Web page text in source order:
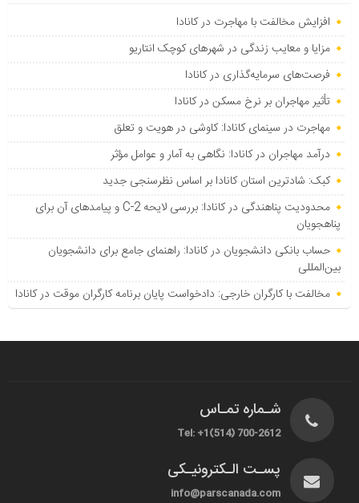
افزایش مخالفت با مهاجرت در کانادا
مزایا و معایب زندگی در شهرهای کوچک انتاریو
فرصت‌های سرمایه‌گذاری در کانادا
تأثیر مهاجران بر نرخ مسکن در کانادا
مهاجرت در سینمای کانادا: کاوشی در هویت و تعلق
درآمد مهاجران در کانادا: نگاهی به آمار و عوامل مؤثر
کبک: شادترین استان کانادا بر اساس نظرسنجی جدید
محدودیت پناهندگی در کانادا: بررسی لایحه C-2 و پیامدهای آن برای
پناهجویان
حساب بانکی دانشجویان در کانادا: راهنمای جامع برای دانشجویان
بین‌المللی
مخالفت با کارگران خارجی: دادخواست پایان برنامه کارگران موقت در کانادا
شـماره تمـاس
Tel: +1(514) 700-2612
پسـت الـکترونیـکی
info@parscanada.com